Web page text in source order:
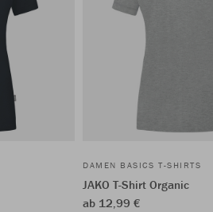
DAMEN BASICS T-SHIRTS
JAKO T-Shirt Organic
ab 12,99 €